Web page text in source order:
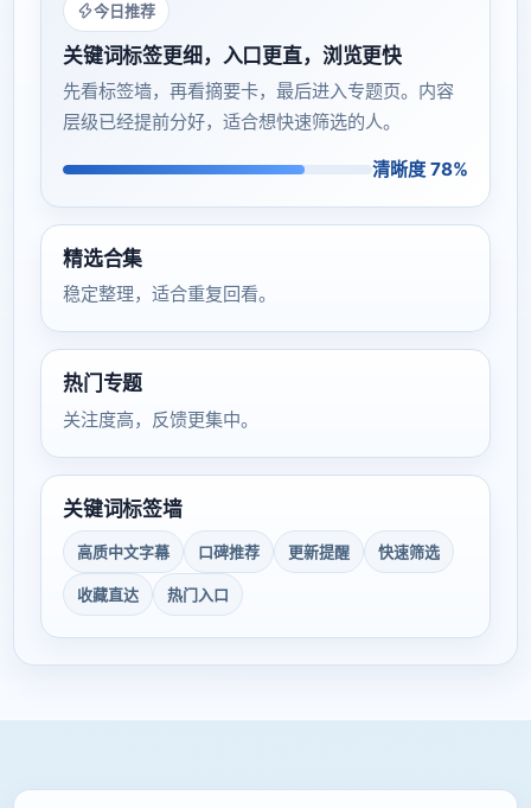
今日推荐
关键词标签更细，入口更直，浏览更快
先看标签墙，再看摘要卡，最后进入专题页。内容
层级已经提前分好，适合想快速筛选的人。
清晰度 78%
精选合集
稳定整理，适合重复回看。
热门专题
关注度高，反馈更集中。
关键词标签墙
高质中文字幕 口碑推荐 更新提醒 快速筛选
收藏直达 热门入口